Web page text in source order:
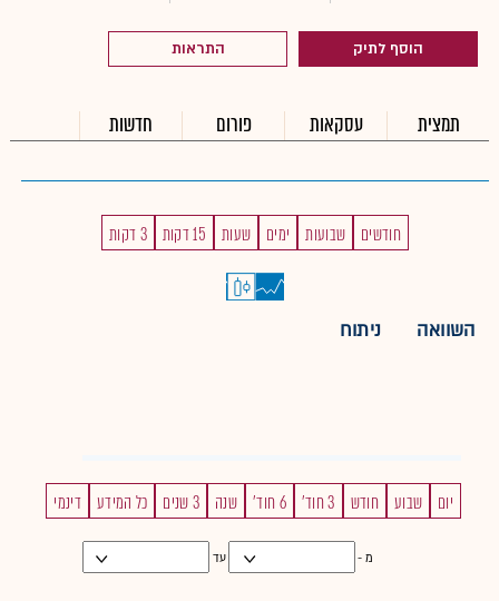
הוסף לתיק התראות
תמצית עסקאות פורום חדשות
חודשים שבועות ימים שעות 15 דקות 3 דקות
השוואה ניתוח
יום שבוע חודש 3 חוד' 6 חוד' שנה 3 שנים כל המידע דינמי
מ - עד